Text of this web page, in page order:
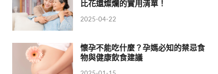
比花還燦爛的實用清單！
2025-04-22
懷孕不能吃什麼？孕媽必知的禁忌食
物與健康飲食建議